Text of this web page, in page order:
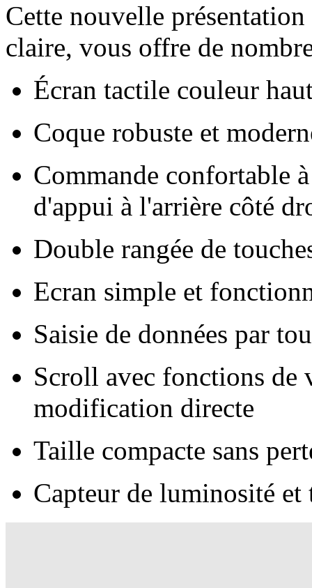
Cette nouvelle
claire, vous offre de
Écran tactile couleur
Coque robuste et
Commande confortable
d'appui à l'arrière côté
Double rangée de
Ecran simple et
Saisie de données par
Scroll avec fonctions de
modification directe
Taille compacte sans
Capteur de luminosité et